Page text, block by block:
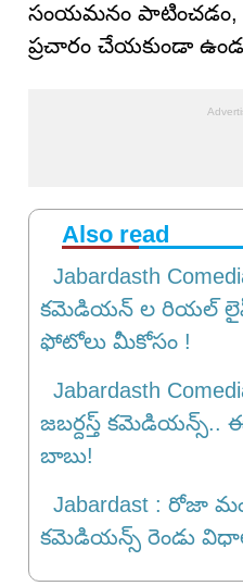
సంయమనం పాటించడం,
ప్రచారం చేయకుండా
Also read
Jabardasth
కమెడియన్ ల రియల్ లైఫ్
ఫోటోలు మీకోసం !
Jabardasth
జబర్దస్త్‌ కమెడియన్స్..
బాబు!
Jabardast : రోజా
కమెడియన్స్ రెండు